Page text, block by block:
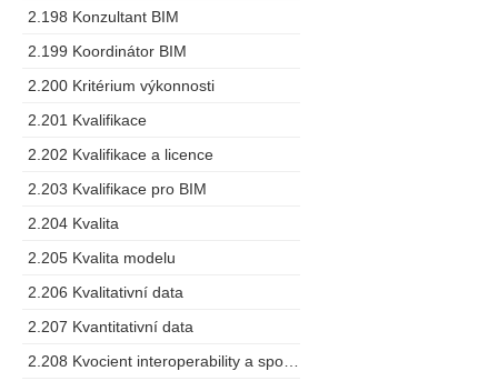
2.198 Konzultant BIM
2.199 Koordinátor BIM
2.200 Kritérium výkonnosti
2.201 Kvalifikace
2.202 Kvalifikace a licence
2.203 Kvalifikace pro BIM
2.204 Kvalita
2.205 Kvalita modelu
2.206 Kvalitativní data
2.207 Kvantitativní data